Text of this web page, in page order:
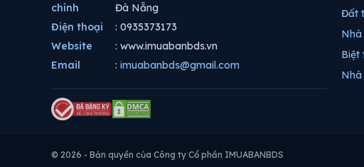
chính
Đà Nẵng
Điện thoại
: 0935373173
Website
: www.imuabanbds.vn
Email
: imuabanbds@gmail.com
Đất
Nhà
Biệt
Nhà
© 2026 - Bản quyền của Công ty Cổ phần IMUABANBDS